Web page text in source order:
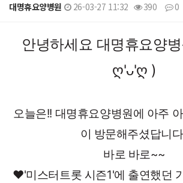
대명휴요양병원 26-03-27 11:32 390 0
본문안녕하세요 대명휴요양
ღ'ᴗ'ღ )
오늘은!! 대명휴요양병원에 아주
이 방문해주셨답니
바로 바로~~
♥'미스터트롯 시즌1'에 출연했던